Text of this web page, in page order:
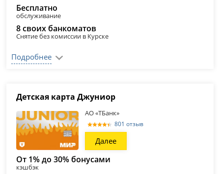
Бесплатно
обслуживание
8 своих банкоматов
Снятие без комиссии в Курске
Подробнее
Детская карта Джуниор
АО «ТБанк»
801 отзыв
Далее
От 1% до 30% бонусами
кэшбэк